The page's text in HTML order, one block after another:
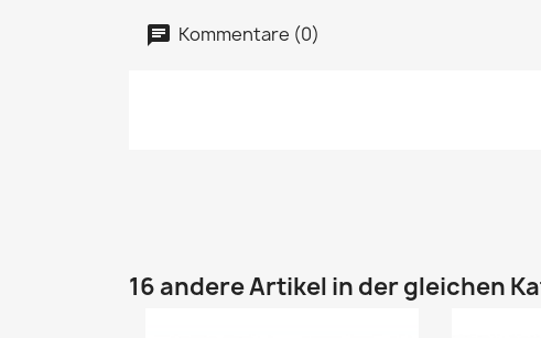
Kommentare (0)
16 andere Artikel in der gleichen